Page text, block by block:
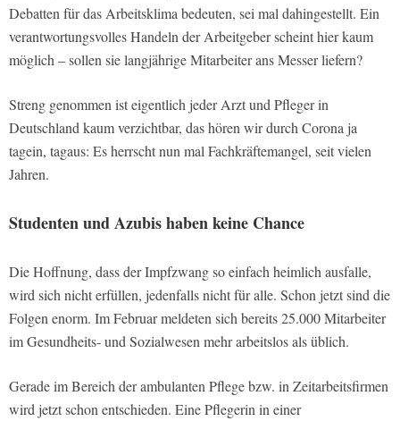
Debatten für das Arbeitsklima bedeuten, sei mal dahingestellt. Ein
verantwortungsvolles Handeln der Arbeitgeber scheint hier kaum
möglich – sollen sie langjährige Mitarbeiter ans Messer liefern?
Streng genommen ist eigentlich jeder Arzt und Pfleger in
Deutschland kaum verzichtbar, das hören wir durch Corona ja
tagein, tagaus: Es herrscht nun mal Fachkräftemangel, seit vielen
Jahren.
Studenten und Azubis haben keine Chance
Die Hoffnung, dass der Impfzwang so einfach heimlich ausfalle,
wird sich nicht erfüllen, jedenfalls nicht für alle. Schon jetzt sind die
Folgen enorm. Im Februar meldeten sich bereits 25.000 Mitarbeiter
im Gesundheits- und Sozialwesen mehr arbeitslos als üblich.
Gerade im Bereich der ambulanten Pflege bzw. in Zeitarbeitsfirmen
wird jetzt schon entschieden. Eine Pflegerin in einer